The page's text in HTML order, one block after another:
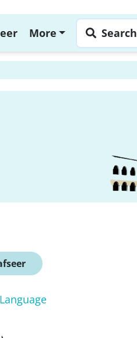
More Search
Language